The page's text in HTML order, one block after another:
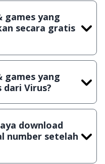
games yang
secara gratis
aplikasi & games yang
games yang
dari Virus?
dengan 3 jenis
bisa dijamin 100%
download
number setelah